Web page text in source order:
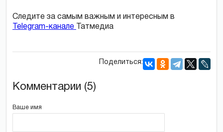
Следите за самым важным и интересным в
Telegram-канале
Татмедиа
Поделиться:
Комментарии (5)
Ваше имя